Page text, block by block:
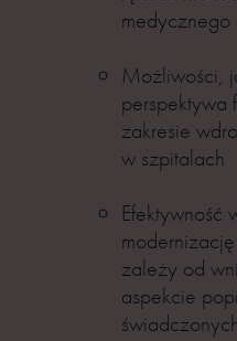
medycznego
Możliwości,
zakresie
w szpitalach
Efektywność
zależy od
aspekcie